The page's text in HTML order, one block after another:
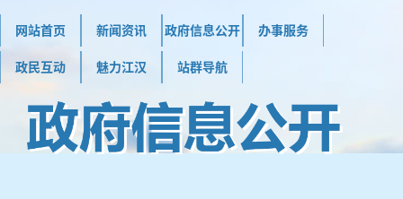
网站首页 新闻资讯 政府信息公开 办事服务
政民互动 魅力江汉 站群导航